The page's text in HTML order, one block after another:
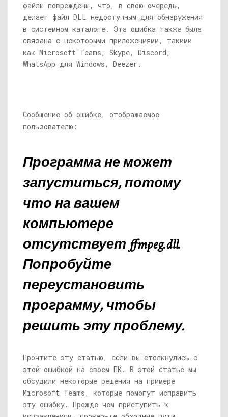
файлы повреждены, что, в свою очередь,
делает файл DLL недоступным для обнаружения
в системном каталоге. Эта ошибка также была
связана с некоторыми приложениями, такими
как Microsoft Teams, Skype, Discord,
WhatsApp для Windows, Deezer.
Сообщение об ошибке, отображаемое
пользователю:
Программа не может
запуститься, потому
что на вашем
компьютере
отсутствует ffmpeg.dll.
Попробуйте
переустановить
программу, чтобы
решить эту проблему.
Прочтите эту статью, если вы столкнулись с
этой ошибкой на своем ПК. В этой статье мы
обсудили некоторые решения на примере
Microsoft Teams, которые помогут исправить
эту ошибку. Прежде чем приступить к